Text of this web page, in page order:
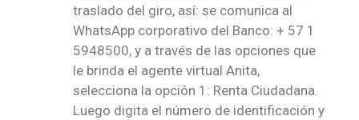
traslado del giro, así: se comunica al
WhatsApp corporativo del Banco: + 57 1
5948500, y a través de las opciones que
le brinda el agente virtual Anita,
selecciona la opción 1: Renta Ciudadana.
Luego digita el número de identificación y